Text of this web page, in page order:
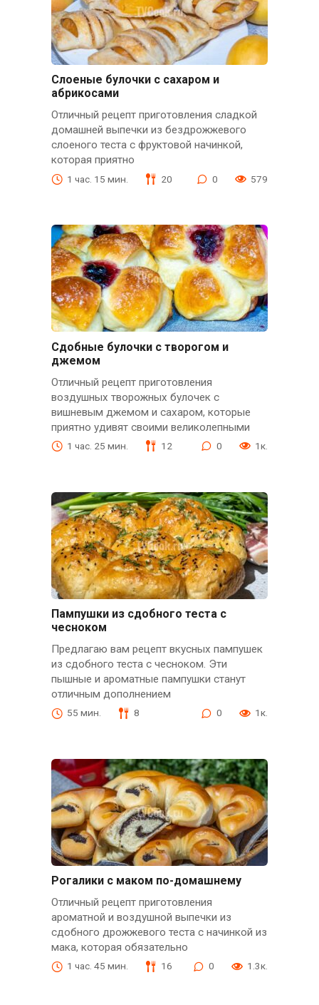
Слоеные булочки с сахаром и
абрикосами
Отличный рецепт приготовления сладкой
домашней выпечки из бездрожжевого
слоеного теста с фруктовой начинкой,
которая приятно
1 час. 15 мин. 20 0 579
Сдобные булочки с творогом и
джемом
Отличный рецепт приготовления
воздушных творожных булочек с
вишневым джемом и сахаром, которые
приятно удивят своими великолепными
1 час. 25 мин. 12 0 1к.
Пампушки из сдобного теста с
чесноком
Предлагаю вам рецепт вкусных пампушек
из сдобного теста с чесноком. Эти
пышные и ароматные пампушки станут
отличным дополнением
55 мин. 8 0 1к.
Рогалики с маком по-домашнему
Отличный рецепт приготовления
ароматной и воздушной выпечки из
сдобного дрожжевого теста с начинкой из
мака, которая обязательно
1 час. 45 мин. 16 0 1.3к.